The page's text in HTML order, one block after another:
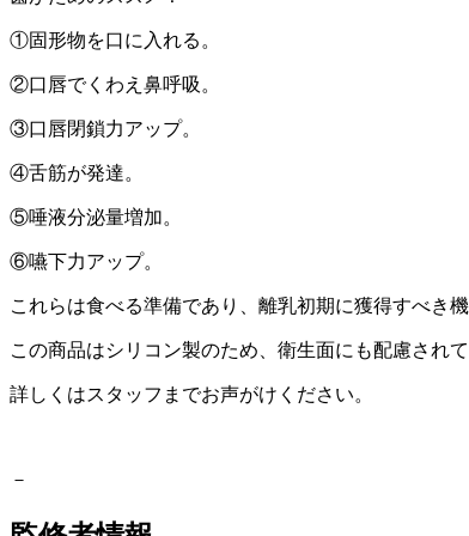
①固形物を口に入れる。
②口唇でくわえ鼻呼吸。
③口唇閉鎖力アップ。
④舌筋が発達。
⑤唾液分泌量増加。
⑥嚥下力アップ。
これらは食べる準備であり、離乳初期に獲得すべき
この商品はシリコン製のため、衛生面にも配慮され
詳しくはスタッフまでお声がけください。
－